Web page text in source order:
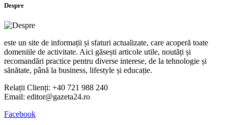
Despre
este un site de informații și sfaturi actualizate, care acoperă toate
domeniile de activitate. Aici găsești articole utile, noutăți și
recomandări practice pentru diverse interese, de la tehnologie și
sănătate, până la business, lifestyle și educație.
Relații Clienți: +40 721 988 240
Email: editor@gazeta24.ro
Facebook